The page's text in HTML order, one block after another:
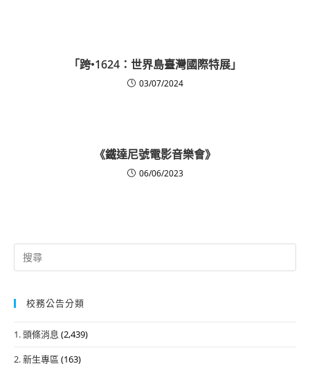
「跨•1624：世界島臺灣國際特展」
03/07/2024
《鐵達尼號電影音樂會》
06/06/2023
Search
for:
校務公告分類
1. 頭條消息 (2,439)
2. 新生專區 (163)